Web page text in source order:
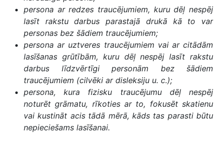
persona ar redzes traucējumiem, kuru dēļ nespēj
lasīt rakstu darbus parastajā drukā kā to var
personas bez šādiem traucējumiem;
persona ar uztveres traucējumiem vai ar citādām
lasīšanas grūtībām, kuru dēļ nespēj lasīt rakstu
darbus līdzvērtīgi personām bez šādiem
traucējumiem (cilvēki ar disleksiju u. c.);
persona, kura fizisku traucējumu dēļ nespēj
noturēt grāmatu, rīkoties ar to, fokusēt skatienu
vai kustināt acis tādā mērā, kāds tas parasti būtu
nepieciešams lasīšanai.